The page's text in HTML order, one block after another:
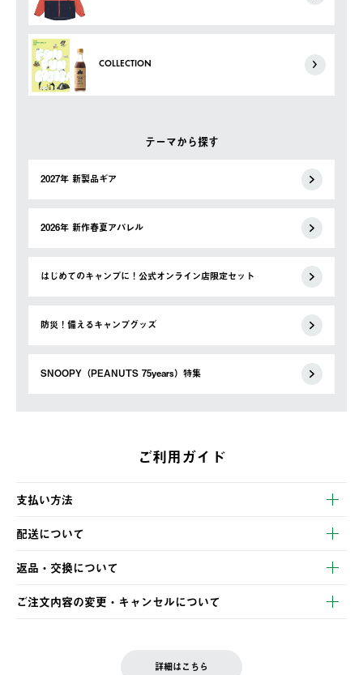
COLLECTION
テーマから探す
2027年 新製品ギア
2026年 新作春夏アパレル
はじめてのキャンプに！公式オンライン店限定セット
防災！備えるキャンプグッズ
SNOOPY（PEANUTS 75years）特集
ご利用ガイド
支払い方法
以下のいずれかの方法でお支払いいただけます。
・クレジットカード決済
・コンビニ決済
・Pay-easy決済
配送について
【発送スケジュール】
ご注文・ご入金完了より2営業日以内に商品を発送いたします。
土日祝の発送はございませんので、木曜日以降のご注文は週明け
の発送となる場合がございます。
返品・交換について
※お客様都合の場合
お客様都合の返品にかかる送料は、お客様ご負担とさせていただ
ご注文内容の変更・キャンセルについて
LOGOS FAMILY会員の方は、会員マイページ内 購入履歴画面に
詳細はこちら